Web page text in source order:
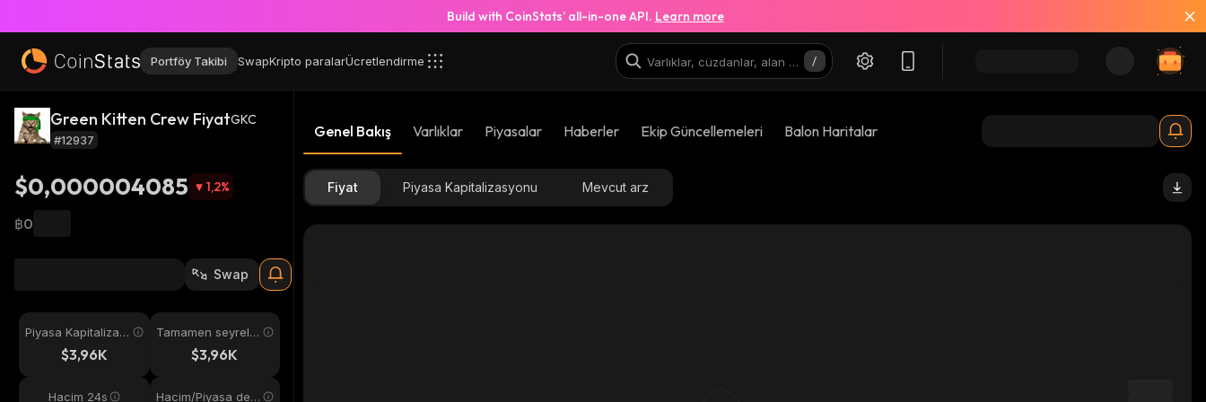
Build with CoinStats’ all-in-one API. Learn more
Portföy Takibi SwapKripto paralarÜcretlendirme
Green Kitten Crew FiyatGKC
#12937
$0,000004085 1,2%
฿0
Swap
Piyasa Kapitalizas
$3,96K
Tamamen seyreltil
$3,96K
Hacim 24s Hacim/Piyasa değ
Genel Bakış Varlıklar Piyasalar Haberler Ekip Güncellemeleri Balon Haritalar
Fiyat Piyasa Kapitalizasyonu Mevcut arz